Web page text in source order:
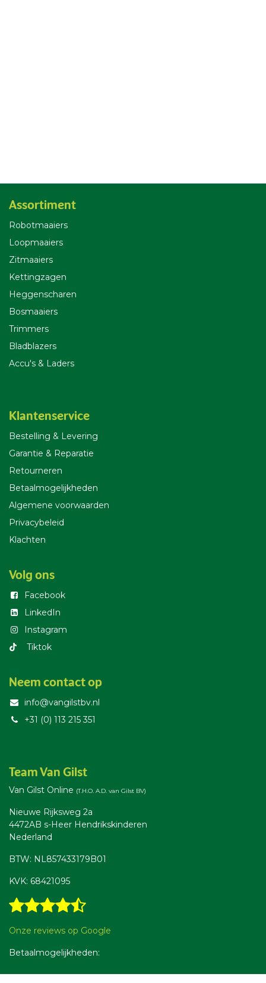
Assortiment
Robotmaaiers
Loopmaaiers
Zitmaaiers
Kettingzagen
Heggenscharen
Bosmaaiers
Trimmers
Bladblazers
Accu's & Laders
Klantenservice
Bestelling & Levering
Garantie & Reparatie
Retourneren
Betaalmogelijkheden
Algemene voorwaarden
Privacybeleid
Klachten
Volg ons
Facebook
LinkedIn
Instagram
T​iktok
Neem contact op
info@vangilstbv.nl
+31 (0) 113 215 351
Team Van Gilst
Van Gilst Online (T.H.O. A.D. van Gilst BV)
Nieuwe Rijksweg 2a
4472AB s-Heer Hendrikskinderen
Nederland
BTW: NL857433179B01
KVK: 68421095
Onze reviews op Google
Betaalmogelijkheden: